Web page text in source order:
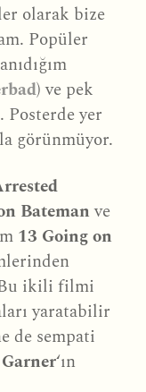
olarak bize
Popüler
) ve pek
. Posterde yer
görünmüyor.
Batemanve
13 Going on
ikili filmi
yaratabilir
de sempati
‘ın